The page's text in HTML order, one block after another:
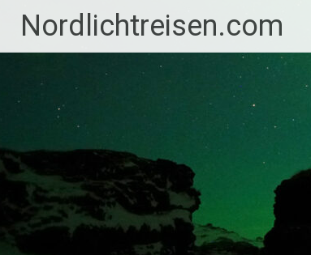
Inhalt
springen
Nordlichtreisen.com